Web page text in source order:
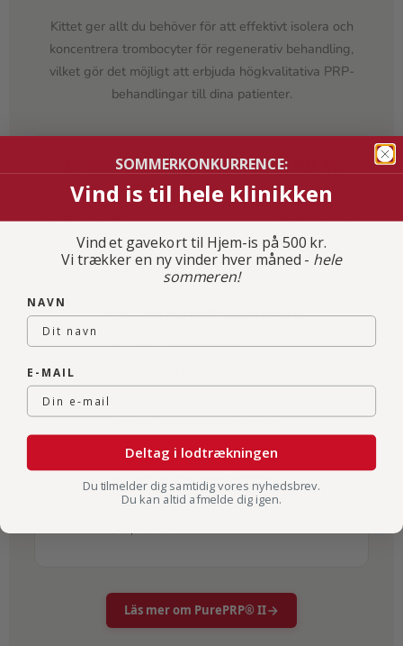
Kittet ger allt du behöver för att effektivt isolera och
koncentrera trombocyter för regenerativ behandling,
vilket gör det möjligt att erbjuda högkvalitativa PRP-
behandlingar till dina patienter.
5–7x
ÖKAD
TROMBOCYT-
85 %
REDUKTION AV
NEUTROFILER
95 %
REDUKTION AV
RÖDA
Ingår i ett PurePRP Isolation Kit
Steril hanteringsbricka
Steriliserad procedurduk
Etiketter med batchnummer
19 G butterfly-kateter
Läs mer om PurePRP® II
SOMMERKONKURRENCE:
Vind is til hele klinikken
Vind et gavekort til Hjem-is på 500 kr.
Vi trækker en ny vinder hver måned - hele
sommeren!
NAVN
E-MAIL
Deltag i lodtrækningen
Du tilmelder dig samtidig vores nyhedsbrev.
Du kan altid afmelde dig igen.